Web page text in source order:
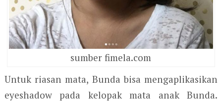
sumber fimela.com
Untuk riasan mata, Bunda bisa mengaplikasikan
eyeshadow pada kelopak mata anak Bunda.